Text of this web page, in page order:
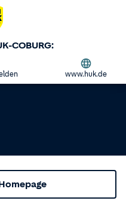
COBURG:
www.huk.de